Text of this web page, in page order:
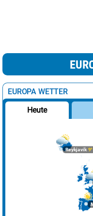
EUROPA WETTER
Heute
Reykjavik 9°